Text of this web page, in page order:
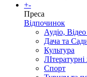
+-
Преса
Відпочинок
Аудіо,
Дача та
Культура
Спорт